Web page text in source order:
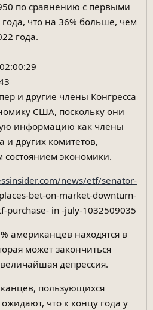
по сравнению с первыми
что на 36% больше, чем
года.
и другие члены Конгресса
США, поскольку они
информацию как члены
и других комитетов,
экономики.
news/etf/senator-
bet-on-market-downturn-
purchase- in -july-1032509035
американцев находятся в
может закончиться
депрессия.
пользующихся
что к концу года у